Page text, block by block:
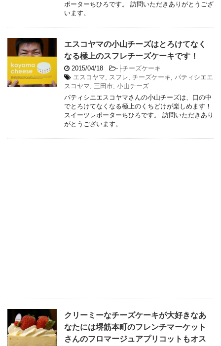
ポーターちひろです。 訪問いただきありがとうござ
います。
エスコヤマの小山チーズはとろけてなく
なる極上のスフレチーズケーキです！
2015/04/18 - ├チーズケーキ
エスコヤマ, スフレ, チーズケーキ, パティシエエ
スコヤマ, 三田市, 小山チーズ
パティシエエスコヤマさんの小山チーズは、口の中
でとろけてなくなる極上のくちどけが楽しめます！
スイーツレポーターちひろです。 訪問いただきあり
がとうございます。
クリーミーなチーズケーキが大好きなあ
なたには堺筋本町のフレンチマーケット
さんのフロマージュアプリコットもオス